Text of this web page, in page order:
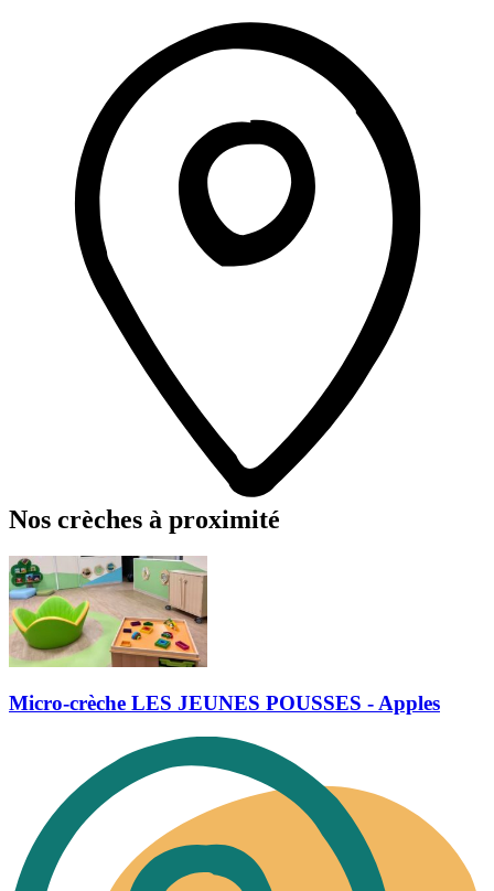
Nos crèches à proximité
Micro-crèche LES JEUNES POUSSES - Apples